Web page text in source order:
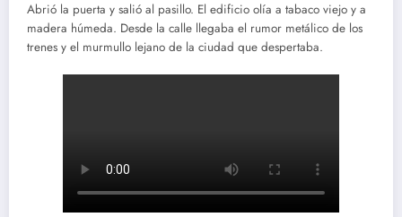
Abrió la puerta y salió al pasillo. El edificio olía a tabaco viejo y a
madera húmeda. Desde la calle llegaba el rumor metálico de los
trenes y el murmullo lejano de la ciudad que despertaba.